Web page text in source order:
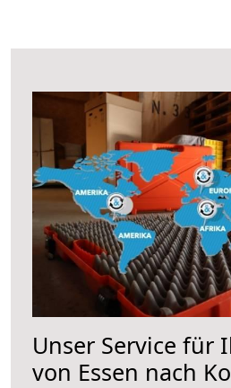
Unser Service für
von Essen nach